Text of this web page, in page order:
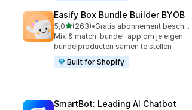
Easify Box Bundle Builder BYOB
5,0van 5 sterren
(263)
263 recensies in totaal
•
Gratis abonnement beschikbaar
Mix & match-bundel-app om je eigen
bundelproducten samen te stellen
Built for Shopify
SmartBot: Leading AI Chatbot